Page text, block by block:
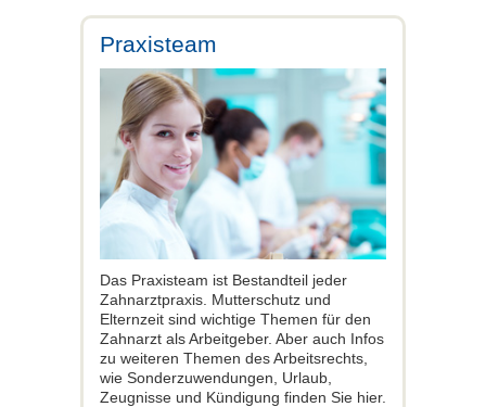
Praxisteam
Das Praxisteam ist Bestandteil jeder
Zahnarztpraxis. Mutterschutz und
Elternzeit sind wichtige Themen für den
Zahnarzt als Arbeitgeber. Aber auch Infos
zu weiteren Themen des Arbeitsrechts,
wie Sonderzuwendungen, Urlaub,
Zeugnisse und Kündigung finden Sie hier.